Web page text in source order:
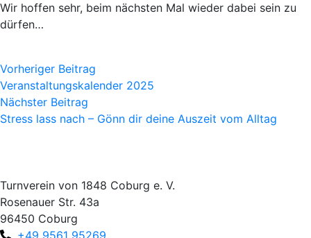
Wir hoffen sehr, beim nächsten Mal wieder dabei sein zu
dürfen…
Vorheriger Beitrag
Veranstaltungskalender 2025
Nächster Beitrag
Stress lass nach – Gönn dir deine Auszeit vom Alltag
Turnverein von 1848 Coburg e. V.
Rosenauer Str. 43a
96450 Coburg
+49 9561 95269